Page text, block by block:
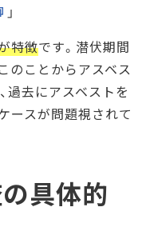
」
特徴です。潜伏期間
のことからアスベス
過去にアスベストを
ースが問題視されて
具体的